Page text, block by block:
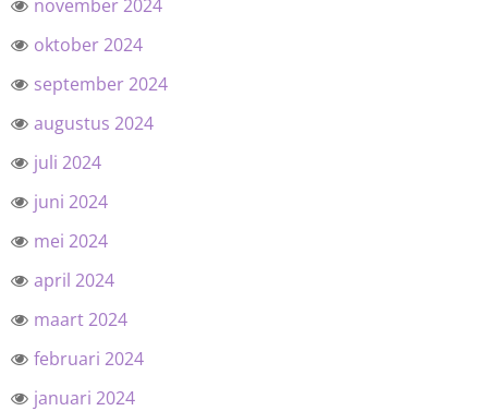
november 2024
oktober 2024
september 2024
augustus 2024
juli 2024
juni 2024
mei 2024
april 2024
maart 2024
februari 2024
januari 2024